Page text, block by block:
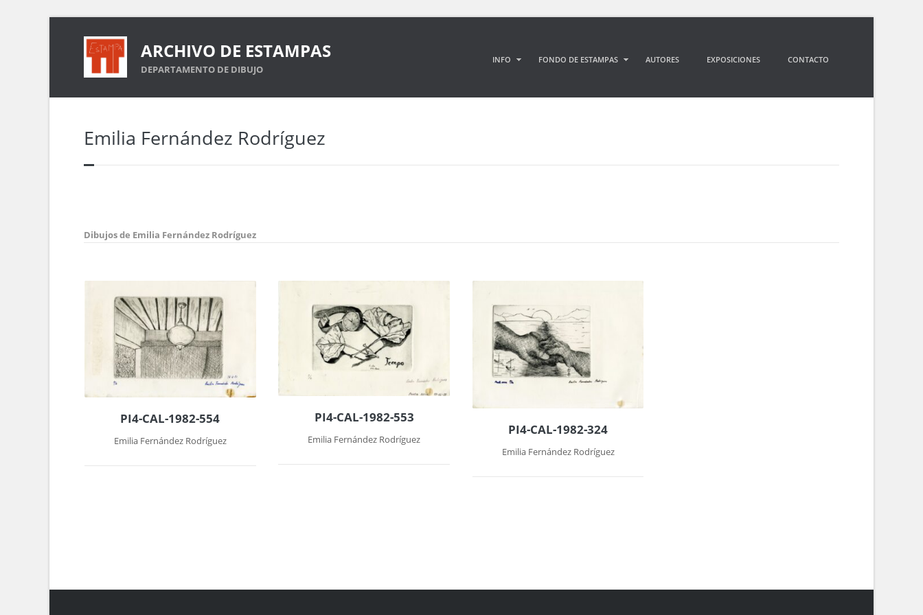
ARCHIVO DE ESTAMPAS
DEPARTAMENTO DE DIBUJO
INFO FONDO DE ESTAMPAS AUTORES EXPOSICIONES CONTACTO
Emilia Fernández Rodríguez
Dibujos de Emilia Fernández Rodríguez
PI4-CAL-1982-554
Emilia Fernández Rodríguez
PI4-CAL-1982-553
Emilia Fernández Rodríguez
PI4-CAL-1982-324
Emilia Fernández Rodríguez